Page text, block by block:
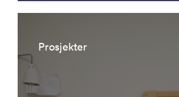
Prosjekter